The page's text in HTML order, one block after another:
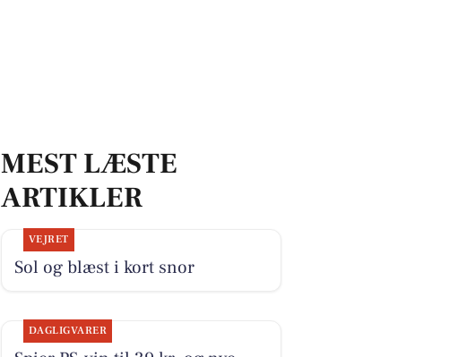
MEST LÆSTE
ARTIKLER
VEJRET
Sol og blæst i kort snor
DAGLIGVARER